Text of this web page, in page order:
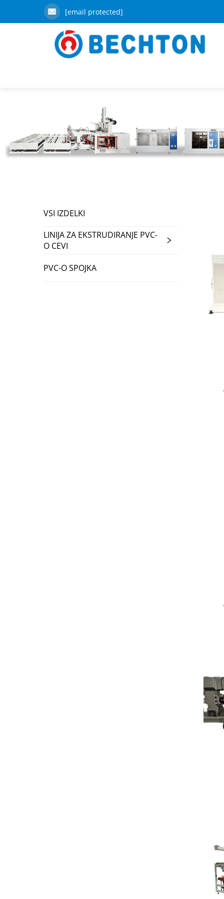
[email protected]
VSI IZDELKI
LINIJA ZA EKSTRUDIRANJE PVC-
O CEVI
PVC-O SPOJKA